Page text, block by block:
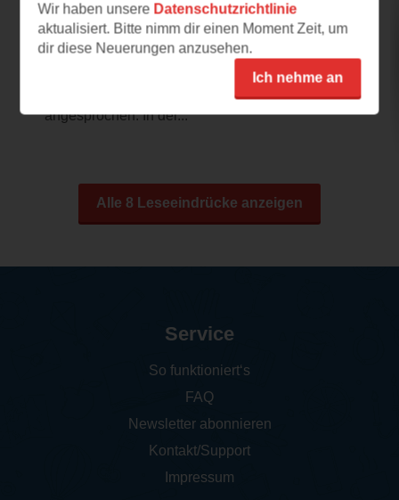
13.06.2026 – 22:00
Reise in die Vergangenheit
Das Cover zeigt zwei schwimmende Frauen
im Wasser und hat mich sogleich
angesprochen. In der...
Alle 8 Leseeindrücke anzeigen
Wir haben unsere Datenschutzrichtlinie
aktualisiert. Bitte nimm dir einen Moment Zeit, um
dir diese Neuerungen anzusehen.
Ich nehme an
Service
So funktioniert‘s
FAQ
Newsletter abonnieren
Kontakt/Support
Impressum